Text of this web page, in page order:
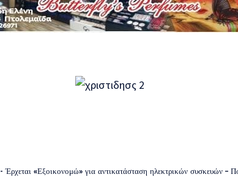
-Έρχεται «Εξοικονομώ» για αντικατάσταση ηλεκτρικών συσκευών –